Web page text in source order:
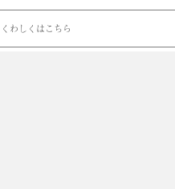
くわしくはこちら